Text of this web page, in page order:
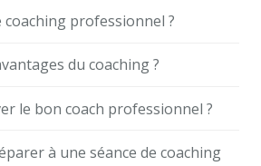
coaching professionnel ?
du coaching ?
le bon coach professionnel ?
à une séance de coaching